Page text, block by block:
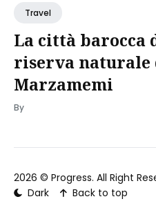
Travel
La città barocca
riserva naturale
Marzamemi
By
2026 © Progress. All Right
Dark
Back to top